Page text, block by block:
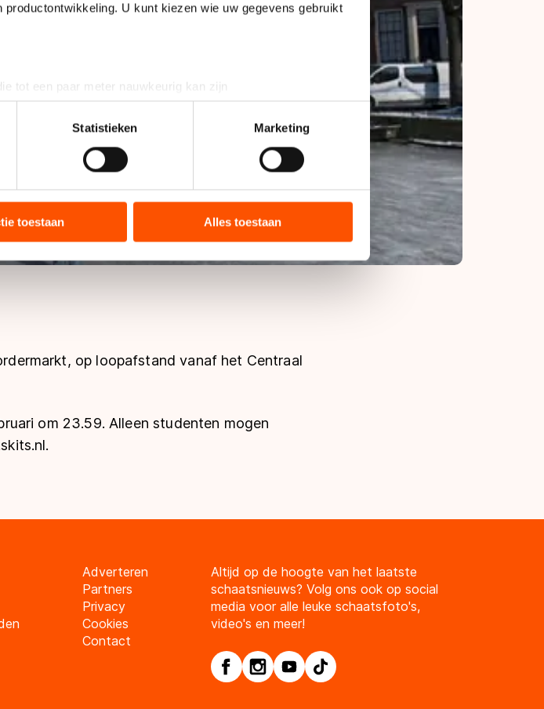
U kunt kiezen wie uw gegevens gebruikt
tot een paar meter nauwkeurig kan zijn
specifieke eigenschappen (fingerprinting)
en stel uw voorkeuren in het
detailgedeeltein. U kunt uw
met onze partners voor social media, advertenties en
die u aan hen heeft verstrekt of die zij hebben verzameld via
aan landen buiten de EU, zoals de VS, waar mogelijk geen
op ‘Toestaan’ te klikken, stemt u in met deze overdracht.
Statistieken Marketing
toestaan Alles toestaan
op loopafstand vanaf het Centraal
om 23.59. Alleen studenten mogen
Adverteren
Partners
Privacy
Cookies
Contact
Altijd op de hoogte van het laatste
schaatsnieuws? Volg ons ook op social
media voor alle leuke schaatsfoto's,
video's en meer!